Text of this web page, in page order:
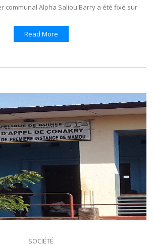
communal Alpha Saliou Barry a été fixé sur
Read More
SOCIÉTÉ